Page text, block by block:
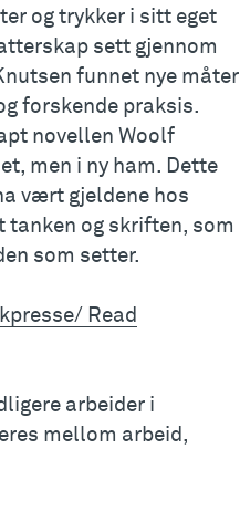
og trykker i sitt eget
sett gjennom
funnet nye måter
forskende praksis.
novellen Woolf
men i ny ham. Dette
vært gjeldene hos
tanken og skriften, som
som setter.
Read
arbeider i
mellom arbeid,